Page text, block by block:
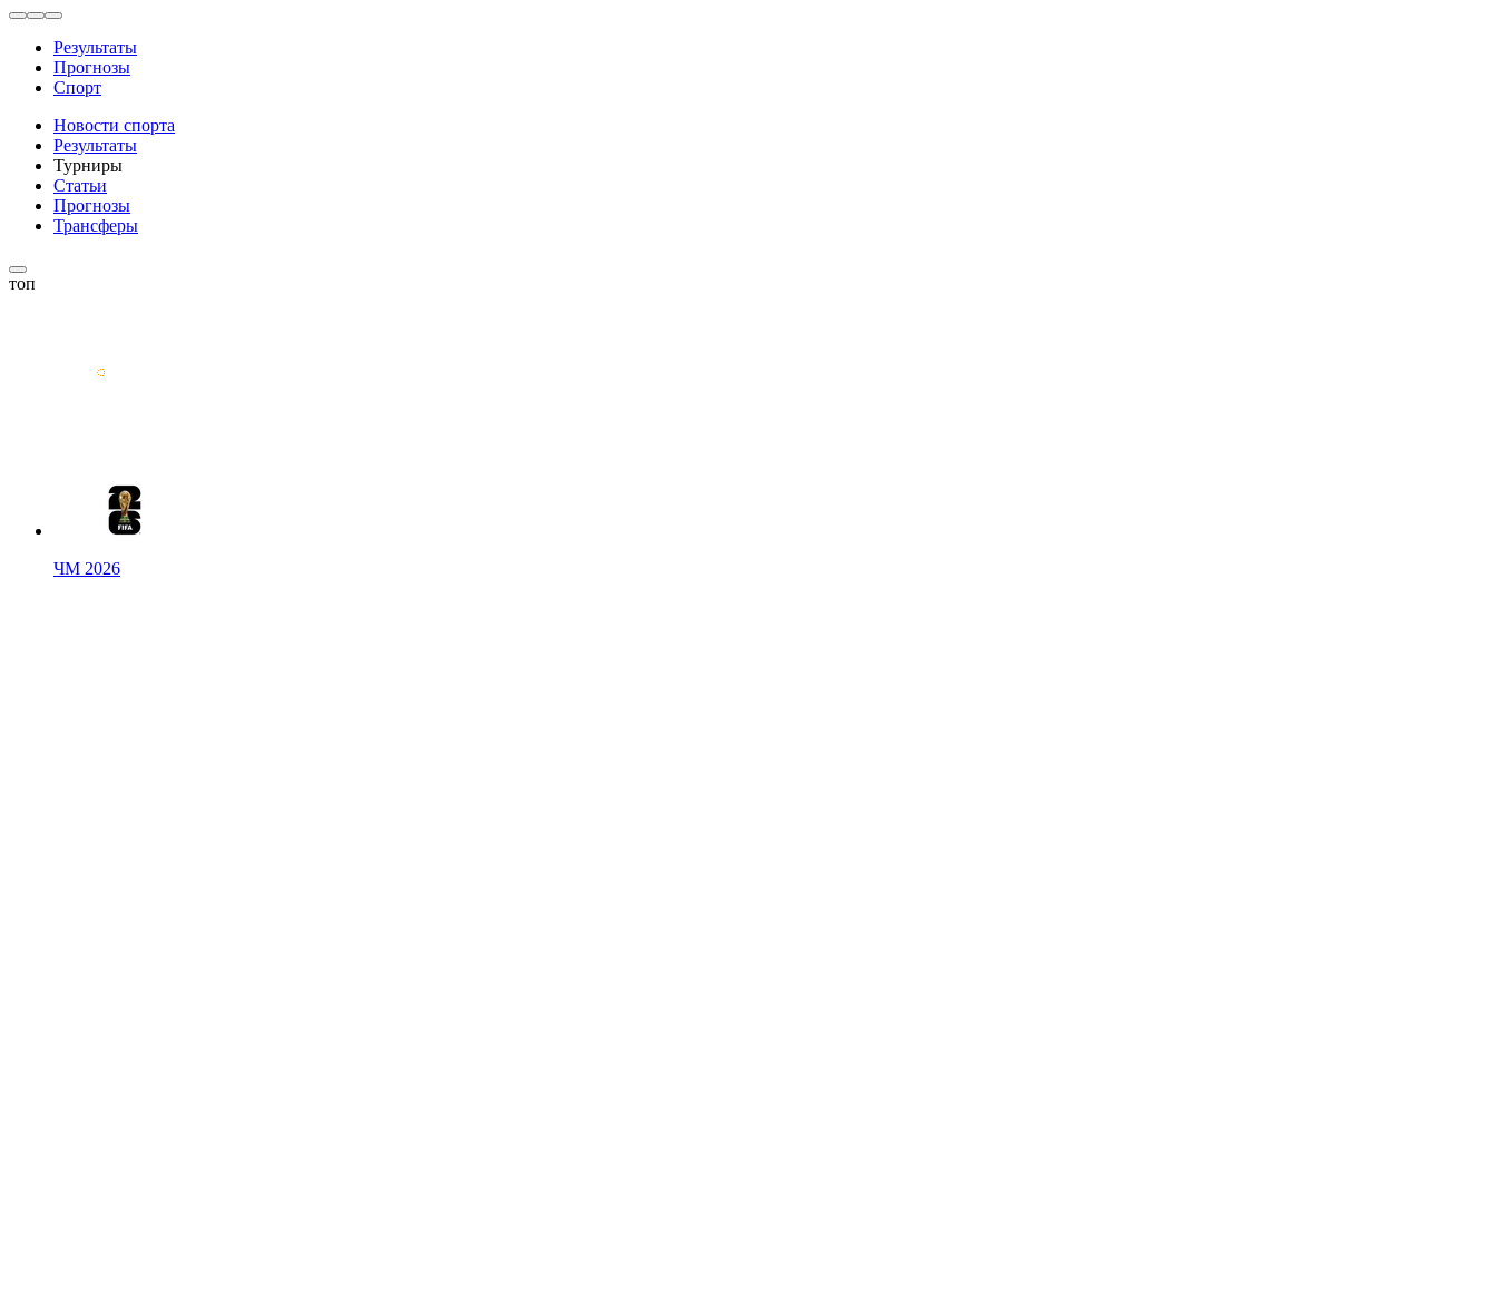
Результаты
Прогнозы
Спорт
Новости спорта
Результаты
Турниры
Статьи
Прогнозы
Трансферы
топ
ЧМ 2026